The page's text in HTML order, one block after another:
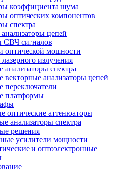
коэффициента шума
оптических компонентов
спектра
цепей
СВЧ сигналов
оптической мощности
излучения
анализаторы спектра
векторные анализаторы цепей
переключатели
платформы
оптические аттенюаторы
анализаторы спектра
решения
усилители мощности
и оптоэлектронные